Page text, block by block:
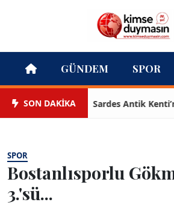
GÜNDEM SPOR
SON DAKİKASardes Antik Kenti’nde
SPOR
Bostanlısporlu
3.'sü...